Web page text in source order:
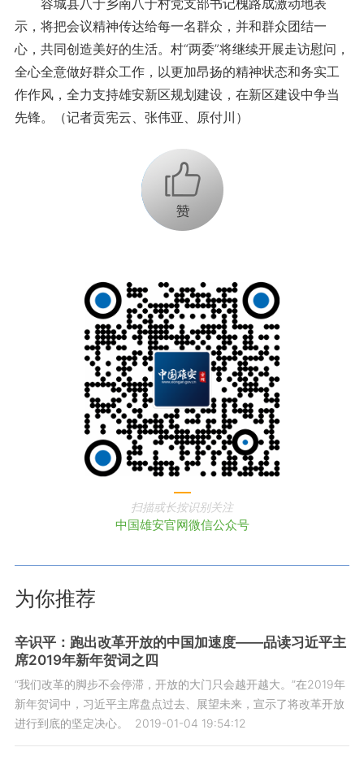
容城县八于乡南八于村党支部书记槐路成激动地表
示，将把会议精神传达给每一名群众，并和群众团结一
心，共同创造美好的生活。村“两委”将继续开展走访慰问，
全心全意做好群众工作，以更加昂扬的精神状态和务实工
作作风，全力支持雄安新区规划建设，在新区建设中争当
先锋。（记者贡宪云、张伟亚、原付川）
+1
扫描或长按识别关注
中国雄安官网微信公众号
为你推荐
辛识平：跑出改革开放的中国加速度——品读习近平主
席2019年新年贺词之四
“我们改革的脚步不会停滞，开放的大门只会越开越大。”在2019年
新年贺词中，习近平主席盘点过去、展望未来，宣示了将改革开放
进行到底的坚定决心。
2019-01-04 19:54:12